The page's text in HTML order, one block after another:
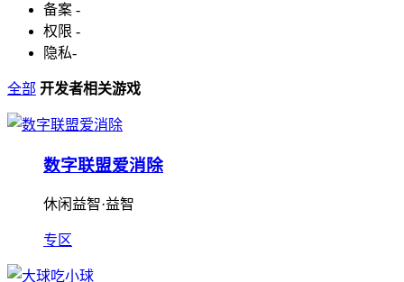
备案 -
权限 -
隐私-
全部 开发者相关游戏
数字联盟爱消除
休闲益智·益智
专区